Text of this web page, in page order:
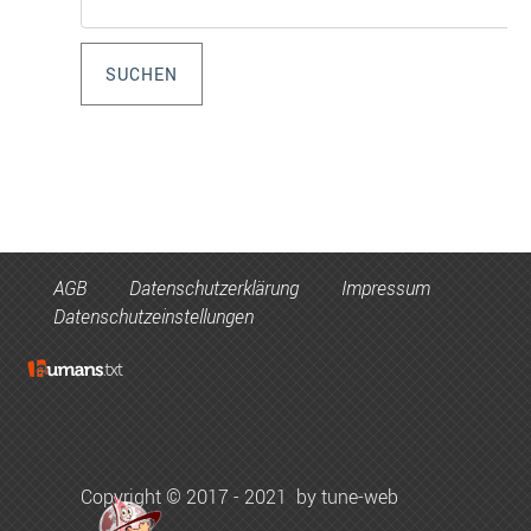
AGB Datenschutzerklärung
Impressum
Datenschutzeinstellungen
Copyright© 2017 - 2021 by tune-web